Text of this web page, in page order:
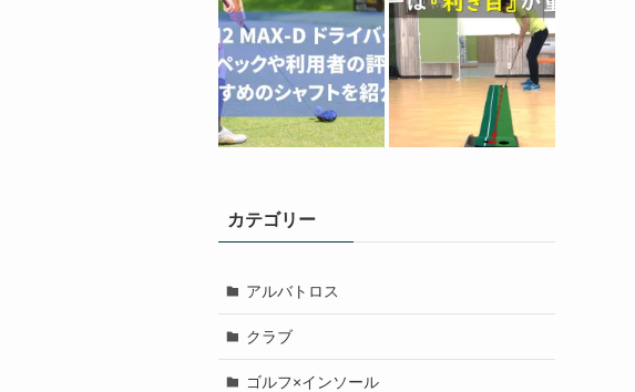
カテゴリー
アルバトロス
クラブ
ゴルフ×インソール